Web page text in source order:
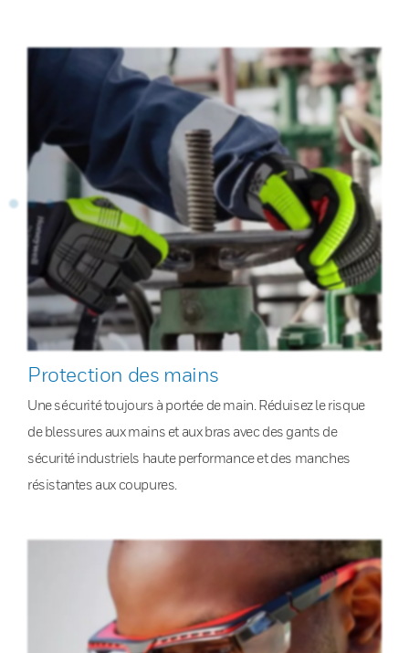
Protection des mains
Une sécurité toujours à portée de main. Réduisez le risque
de blessures aux mains et aux bras avec des gants de
sécurité industriels haute performance et des manches
résistantes aux coupures.